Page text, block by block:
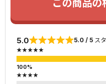
この商品の
5.0 5.0 / 5 ス
★★★★★
★★★★